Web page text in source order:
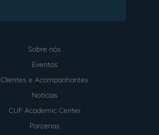
Sobre nós
Eventos
Clientes e Acompanhantes
Notícias
CUF Academic Center
Parcerias